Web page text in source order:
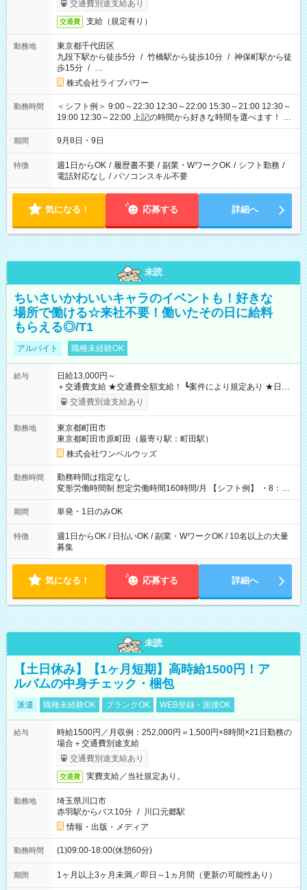
交通費別途支給あり
交通費 支給（規定有り）
勤務地
東京都千代田区
九段下駅から徒歩5分 / 竹橋駅から徒歩10分 / 神保町駅から徒
歩15分 / …
株式会社ライブパワー
勤務時間
＜シフト例＞ 9:00～22:30 12:30～22:00 15:30～21:00 12:30～
19:00 12:30～22:00 上記の時間から好きな時間を選べます！ ※
時間は変更となる可能性があります
期間 9月8日・9日
特徴 週1日からOK / 履歴書不要 / 副業・WワークOK / シフト勤務 /
電話対応なし / パソコンスキル不要
気になる！ 応募する 詳細へ
未読
ちいさいかわいいキャラのイベントも！好きな
場所で働ける☆来社不要！働いたその日に給料
もらえる◎/T1
アルバイト 職種未経験OK
給与
日給13,000円～
＋交通費支給 ★交通費全額支給！ ┗案件により規定あり ★日払
いOK！（規定あり） ┗働いたその日に現金GET♪ お仕事後はコ
ンビニATMから 日払い分を引き落とせます！ 【試用期間】試
交通費別途支給あり
勤務地
東京都町田市
東京都町田市原町田（最寄り駅：町田駅）
株式会社ワンベルウッズ
勤務時間
勤務時間は指定なし
変形労働時間制 想定労働時間160時間/月 【シフト例】 ・8：00
～21：00
期間 単発・1日のみOK
特徴
週1日からOK / 日払いOK / 副業・WワークOK / 10名以上の大量
募集
気になる！ 応募する 詳細へ
未読
【土日休み】【1ヶ月短期】高時給1500円！ア
ルバムの中身チェック・梱包
派遣 職種未経験OK ブランクOK WEB登録・面接OK
給与
時給1500円／月収例：252,000円＝1,500円×8時間×21日勤務の
場合＋交通費別途支給
交通費別途支給あり
交通費 実費支給／当社規定あり。
勤務地
埼玉県川口市
赤羽駅からバス10分 / 川口元郷駅
情報・出版・メディア
勤務時間 (1)09:00-18:00(休憩60分)
期間 1ヶ月以上3ヶ月未満／即日～1ヵ月間（更新の可能性あり）